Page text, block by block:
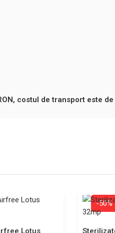
costul de transport este de
Lotus
-50%